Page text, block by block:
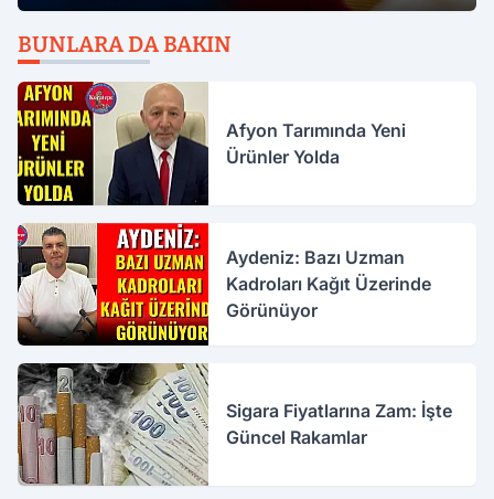
BUNLARA DA BAKIN
Afyon Tarımında Yeni
Ürünler Yolda
Aydeniz: Bazı Uzman
Kadroları Kağıt Üzerinde
Görünüyor
Sigara Fiyatlarına Zam: İşte
Güncel Rakamlar